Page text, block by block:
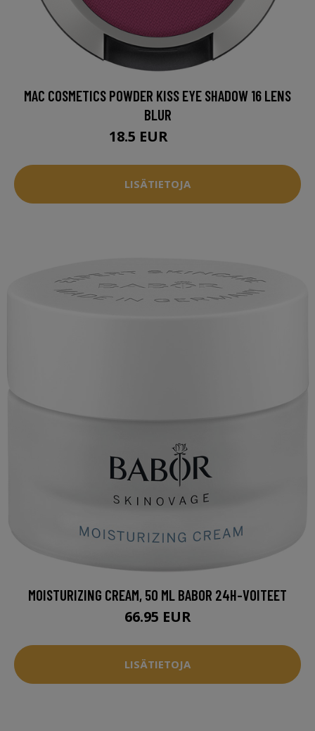
MAC COSMETICS POWDER KISS EYE SHADOW 16 LENS
BLUR
18.5 EUR
LISÄTIETOJA
MOISTURIZING CREAM, 50 ML BABOR 24H-VOITEET
66.95 EUR
LISÄTIETOJA